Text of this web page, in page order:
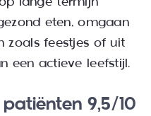
eten, omgaan
zoals feestjes of uit
een actieve leefstijl.
9,5/10